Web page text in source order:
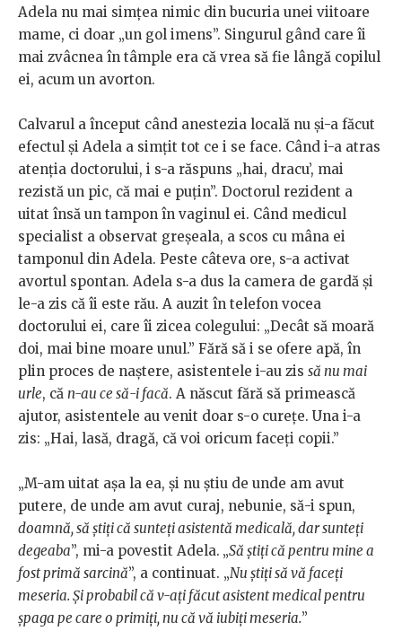
Adela nu mai simțea nimic din bucuria unei viitoare
mame, ci doar „un gol imens”. Singurul gând care îi
mai zvâcnea în tâmple era că vrea să fie lângă copilul
ei, acum un avorton.
Calvarul a început când anestezia locală nu și-a făcut
efectul și Adela a simțit tot ce i se face. Când i-a atras
atenția doctorului, i s-a răspuns „hai, dracu’, mai
rezistă un pic, că mai e puțin”. Doctorul rezident a
uitat însă un tampon în vaginul ei. Când medicul
specialist a observat greșeala, a scos cu mâna ei
tamponul din Adela. Peste câteva ore, s-a activat
avortul spontan. Adela s-a dus la camera de gardă și
le-a zis că îi este rău. A auzit în telefon vocea
doctorului ei, care îi zicea colegului: „Decât să moară
doi, mai bine moare unul.” Fără să i se ofere apă, în
plin proces de naștere, asistentele i-au zis să nu mai
urle, că n-au ce să-i facă. A născut fără să primească
ajutor, asistentele au venit doar s-o curețe. Una i-a
zis: „Hai, lasă, dragă, că voi oricum faceți copii.”
„M-am uitat așa la ea, și nu știu de unde am avut
putere, de unde am avut curaj, nebunie, să-i spun,
doamnă, să știți că sunteți asistentă medicală, dar sunteți
degeaba”, mi-a povestit Adela. „Să știți că pentru mine a
fost primă sarcină”, a continuat. „Nu știți să vă faceți
meseria. Și probabil că v-ați făcut asistent medical pentru
șpaga pe care o primiți, nu că vă iubiți meseria.”